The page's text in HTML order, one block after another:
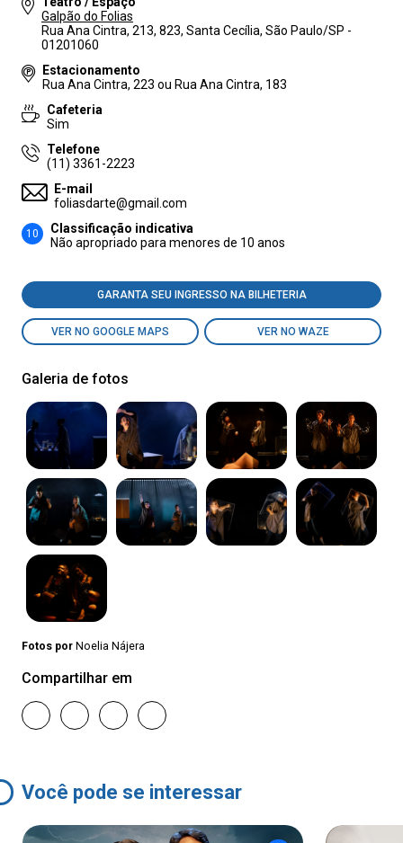
Galpão do Folias
Rua Ana Cintra, 213, 823, Santa Cecília, São Paulo/SP -
01201060
Estacionamento
Rua Ana Cintra, 223 ou Rua Ana Cintra, 183
Cafeteria
Sim
Telefone
(11) 3361-2223
E-mail
foliasdarte@gmail.com
10
Classificação indicativa
Não apropriado para menores de 10 anos
GARANTA SEU INGRESSO NA BILHETERIA
VER NO GOOGLE MAPS VER NO WAZE
Galeria de fotos
Fotos por Noelia Nájera
Compartilhar em
Você pode se interessar